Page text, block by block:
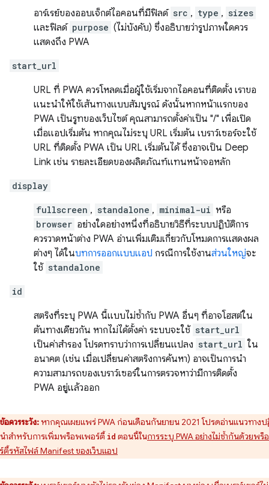
อาร์เรย์ของออบเจ็กต์ไอคอนที่มีฟิลด์ src , type , sizes
และฟิลด์ purpose (ไม่บังคับ) ซึ่งอธิบายว่ารูปภาพใดควร
แสดงถึง PWA
start_url
URL ที่ PWA ควรโหลดเมื่อผู้ใช้เริ่มจากไอคอนที่ติดตั้ง เราขอ
แนะนำให้ใช้เส้นทางแบบสัมบูรณ์ ดังนั้นหากหน้าแรกของ
PWA เป็นรูทของเว็บไซต์ คุณสามารถตั้งค่าเป็น "/" เพื่อเปิด
เมื่อแอปเริ่มต้น หากคุณไม่ระบุ URL เริ่มต้น เบราว์เซอร์จะใช้
URL ที่ติดตั้ง PWA เป็น URL เริ่มต้นได้ ซึ่งอาจเป็น Deep
Link เช่น รายละเอียดของผลิตภัณฑ์แทนหน้าจอหลัก
display
fullscreen , standalone , minimal-ui หรือ
browser อย่างใดอย่างหนึ่งที่อธิบายวิธีที่ระบบปฏิบัติการ
ควรวาดหน้าต่าง PWA อ่านเพิ่มเติมเกี่ยวกับโหมดการแสดงผล
ต่างๆ ได้ในบทการออกแบบแอป กรณีการใช้งานส่วนใหญ่จะ
ใช้ standalone
id
สตริงที่ระบุ PWA นี้แบบไม่ซ้ำกับ PWA อื่นๆ ที่อาจโฮสต์ใน
ต้นทางเดียวกัน หากไม่ได้ตั้งค่า ระบบจะใช้ start_url
เป็นค่าสำรอง โปรดทราบว่าการเปลี่ยนแปลง start_url ใน
อนาคต (เช่น เมื่อเปลี่ยนค่าสตริงการค้นหา) อาจเป็นการนำ
ความสามารถของเบราว์เซอร์ในการตรวจหาว่ามีการติดตั้ง
PWA อยู่แล้วออก
ข้อควรระวัง:หากคุณเผยแพร่ PWA ก่อนเดือนกันยายน 2021 โปรดอ่านแนวทาง
ำสำหรับการเพิ่มพร็อพเพอร์ตี้ id ตอนนี้ในการระบุ PWA อย่างไม่ซ้ำกันด้วยพร็
ตี้รหัสไฟล์ Manifest ของเว็บแอป